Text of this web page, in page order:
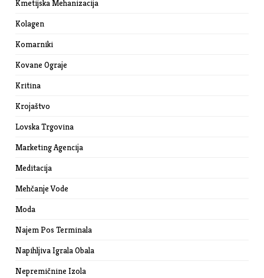
Kmetijska Mehanizacija
Kolagen
Komarniki
Kovane Ograje
Kritina
Krojaštvo
Lovska Trgovina
Marketing Agencija
Meditacija
Mehčanje Vode
Moda
Najem Pos Terminala
Napihljiva Igrala Obala
Nepremičnine Izola